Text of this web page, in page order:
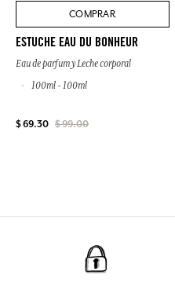
COMPRAR
ESTUCHE EAU DU BONHEUR
Eau de parfum y Leche corporal
100ml - 100ml
$ 69.30 $ 99.00